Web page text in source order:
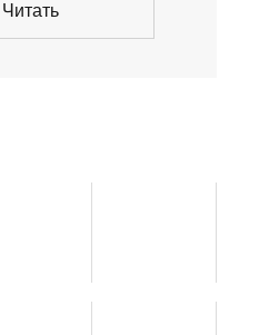
Читать